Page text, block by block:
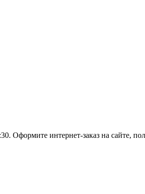
Оформите интернет-заказ на сайте,